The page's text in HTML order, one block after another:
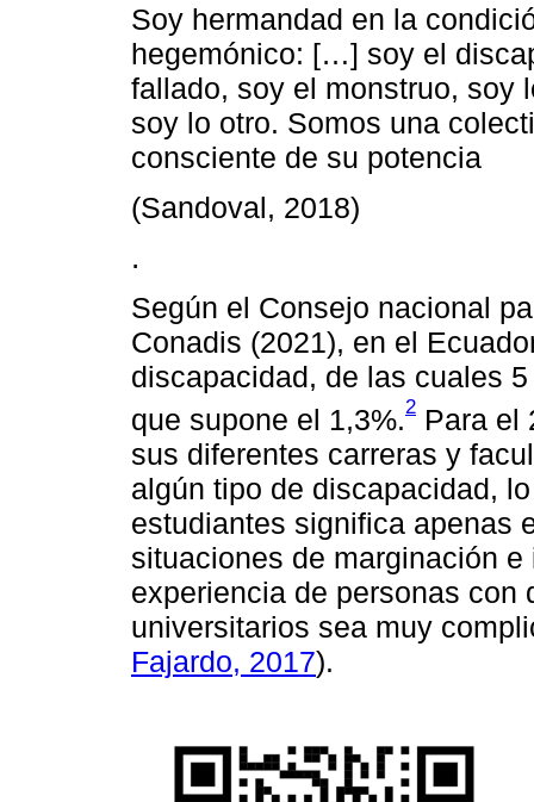
Soy hermandad en la
hegemónico: […] soy el
fallado, soy el monstruo, soy
soy lo otro. Somos una
consciente de su potencia
(Sandoval, 2018)
.
Según el Consejo nacional
Conadis (2021), en el
discapacidad, de las cuales
que supone el 1,3%.2 Para el
sus diferentes carreras y
algún tipo de discapacidad,
estudiantes significa apenas
situaciones de marginación
experiencia de personas con
universitarios sea muy
Fajardo, 2017).